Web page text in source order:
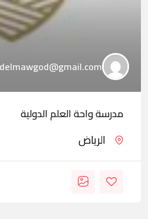
مدرسة واحة العلم الدولية
الرياض